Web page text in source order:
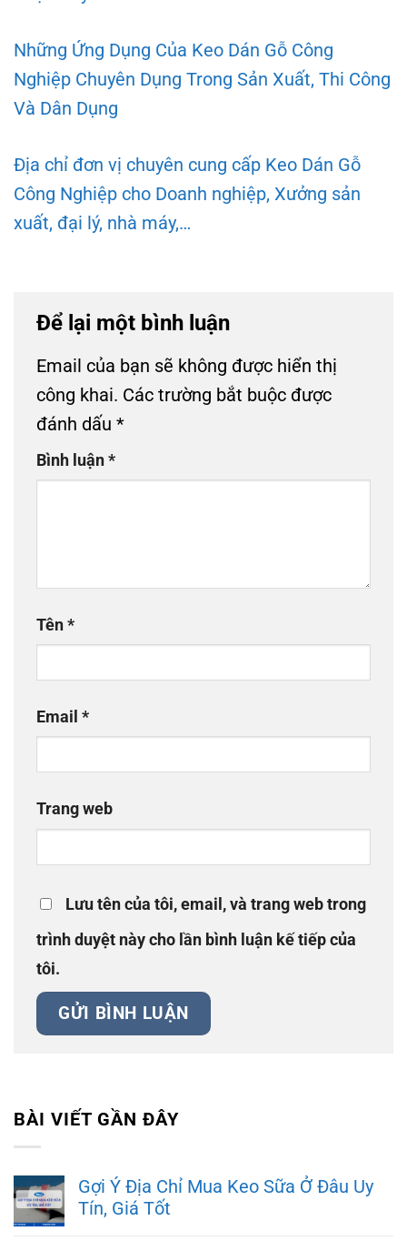
Những Ứng Dụng Của Keo Dán Gỗ Công
Nghiệp Chuyên Dụng Trong Sản Xuất, Thi Công
Và Dân Dụng
Địa chỉ đơn vị chuyên cung cấp Keo Dán Gỗ
Công Nghiệp cho Doanh nghiệp, Xưởng sản
xuất, đại lý, nhà máy,…
Để lại một bình luận
Email của bạn sẽ không được hiển thị
công khai. Các trường bắt buộc được
đánh dấu *
Bình luận*
Tên*
Email *
Trang web
Lưu tên của tôi, email, và trang web trong
trình duyệt này cho lần bình luận kế tiếp của
tôi.
BÀI VIẾT GẦN ĐÂY
Gợi Ý Địa Chỉ Mua Keo Sữa Ở Đâu Uy
Tín, Giá Tốt